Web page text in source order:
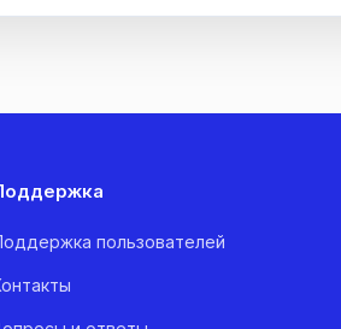
пользователей